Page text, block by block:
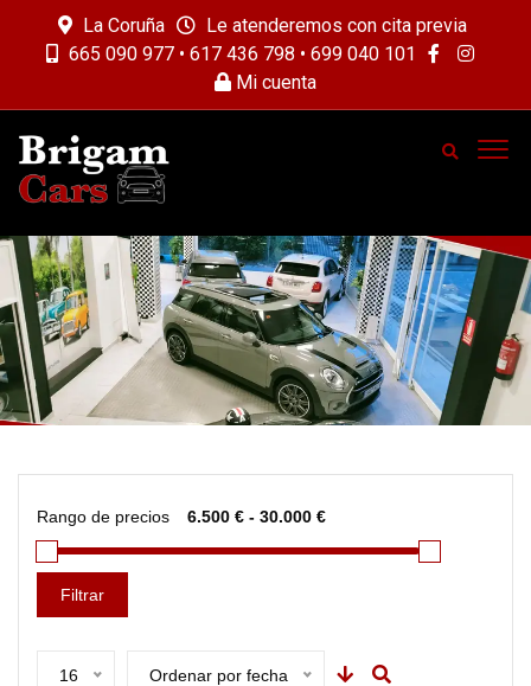
La Coruña
Le atenderemos con cita previa
665 090 977 • 617 436 798 • 699 040 101
Mi cuenta
Rango de precios
Filtrar
16 Ordenar por fecha